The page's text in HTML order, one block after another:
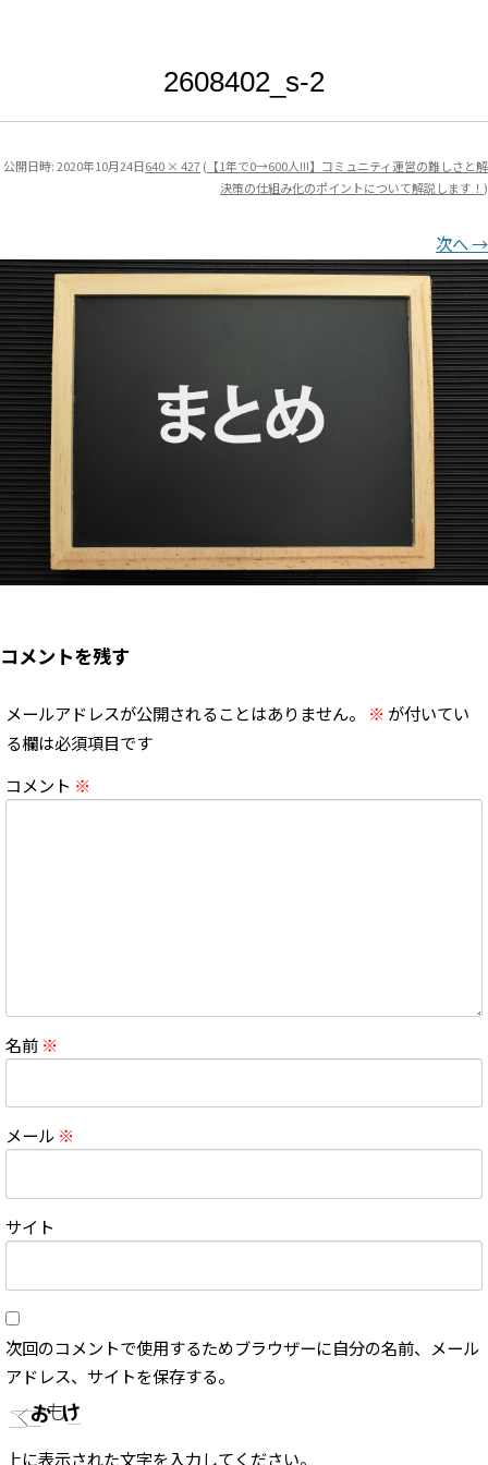
2608402_s-2
公開日時:2020年10月24日640 × 427( 【1年で0→600人!!!】コミュニティ運営の難しさと解
決策の仕組み化のポイントについて解説します！ )
次へ →
コメントを残す
メールアドレスが公開されることはありません。 ※ が付いてい
る欄は必須項目です
コメント ※
名前 ※
メール ※
サイト
次回のコメントで使用するためブラウザーに自分の名前、メール
アドレス、サイトを保存する。
上に表示された文字を入力してください。